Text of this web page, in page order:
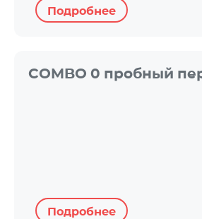
Подробнее
COMBO 0 пробный
Подробнее